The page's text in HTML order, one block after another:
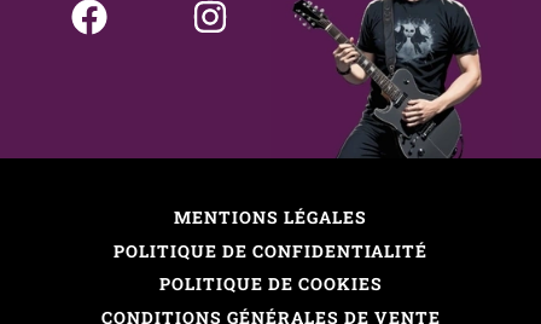
MENTIONS LÉGALES
POLITIQUE DE CONFIDENTIALITÉ
POLITIQUE DE COOKIES
CONDITIONS GÉNÉRALES DE VENTE